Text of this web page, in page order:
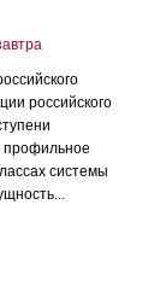
российского
профильное
системы